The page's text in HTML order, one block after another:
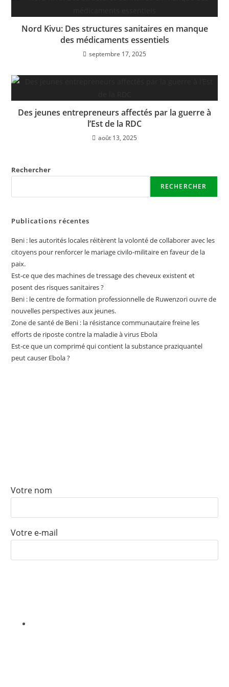
Nord Kivu: Des structures sanitaires en manque
des médicaments essentiels
septembre 17, 2025
Des jeunes entrepreneurs affectés par la guerre à
l’Est de la RDC
août 13, 2025
Rechercher
RECHERCHER
Publications récentes
Beni : les autorités locales réitèrent la volonté de collaborer avec les
citoyens pour renforcer le mariage civilo-militaire en faveur de la
paix.
Est-ce que des machines de tressage des cheveux existent et
posent des risques sanitaires ?
Beni : le centre de formation professionnelle de Ruwenzori ouvre de
nouvelles perspectives aux jeunes.
Zone de santé de Beni : la résistance communautaire freine les
efforts de riposte contre la maladie à virus Ebola
Est-ce que un comprimé qui contient la substance praziquantel
peut causer Ebola ?
Votre nom
Votre e-mail